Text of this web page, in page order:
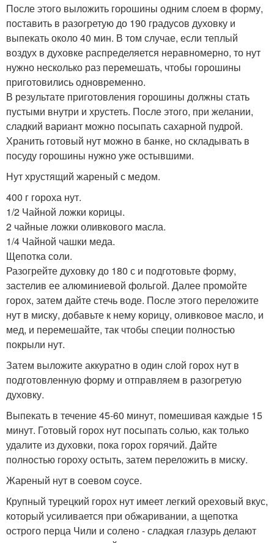
После этого выложить горошины одним слоем в форму,
поставить в разогретую до 190 градусов духовку и
выпекать около 40 мин. В том случае, если теплый
воздух в духовке распределяется неравномерно, то нут
нужно несколько раз перемешать, чтобы горошины
приготовились одновременно.
В результате приготовления горошины должны стать
пустыми внутри и хрустеть. После этого, при желании,
сладкий вариант можно посыпать сахарной пудрой.
Хранить готовый нут можно в банке, но складывать в
посуду горошины нужно уже остывшими.
Нут хрустящий жареный с медом.
400 г гороха нут.
1/2 Чайной ложки корицы.
2 чайные ложки оливкового масла.
1/4 Чайной чашки меда.
Щепотка соли.
Разогрейте духовку до 180 с и подготовьте форму,
застелив ее алюминиевой фольгой. Далее промойте
горох, затем дайте стечь воде. После этого переложите
нут в миску, добавьте к нему корицу, оливковое масло, и
мед, и перемешайте, так чтобы специи полностью
покрыли нут.
Затем выложите аккуратно в один слой горох нут в
подготовленную форму и отправляем в разогретую
духовку.
Выпекать в течение 45-60 минут, помешивая каждые 15
минут. Готовый горох нут посыпать солью, как только
удалите из духовки, пока горох горячий. Дайте
полностью гороху остыть, затем переложить в миску.
Жареный нут в соевом соусе.
Крупный турецкий горох нут имеет легкий ореховый вкус,
который усиливается при обжаривании, а щепотка
острого перца Чили и солено - сладкая глазурь делают